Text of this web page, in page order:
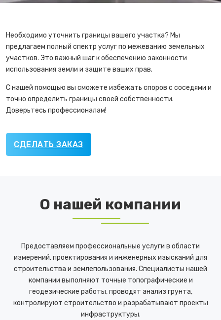
Необходимо уточнить границы вашего участка? Мы
предлагаем полный спектр услуг по межеванию земельных
участков. Это важный шаг к обеспечению законности
использования земли и защите ваших прав.
С нашей помощью вы сможете избежать споров с соседями и
точно определить границы своей собственности.
Доверьтесь профессионалам!
СДЕЛАТЬ ЗАКАЗ
О нашей компании
Предоставляем профессиональные услуги в области
измерений, проектирования и инженерных изысканий для
строительства и землепользования. Специалисты нашей
компании выполняют точные топографические и
геодезические работы, проводят анализ грунта,
контролируют строительство и разрабатывают проекты
инфраструктуры.